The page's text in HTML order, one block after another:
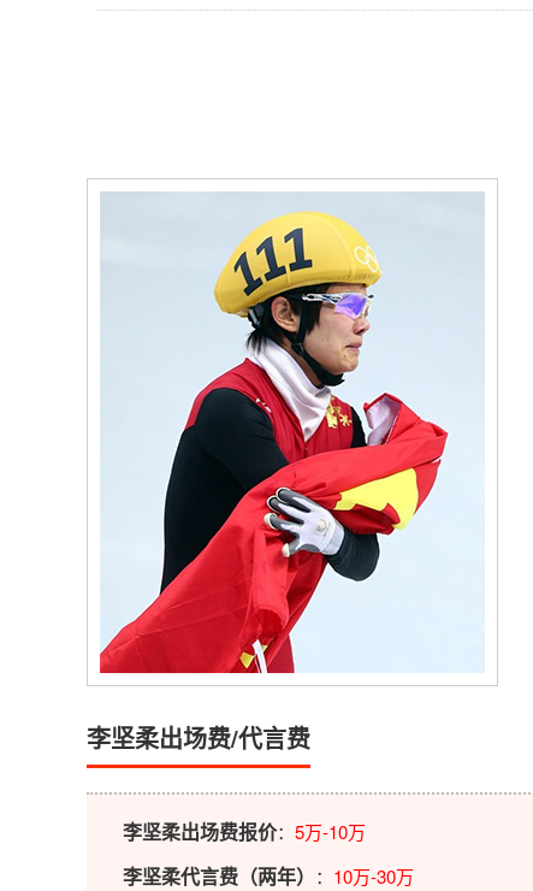
李坚柔出场费/代言费
李坚柔出场费报价： 5万-10万
李坚柔代言费（两年） ： 10万-30万